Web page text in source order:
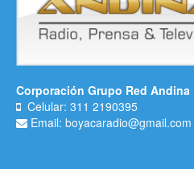
Corporación Grupo Red Andina
Celular: 311 2190395
Email: boyacaradio@gmail.com